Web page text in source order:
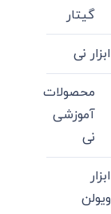
گیتار
ابزار نی
محصولات
آموزشی
نی
ابزار
ویولن